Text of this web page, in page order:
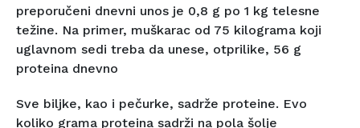
preporučeni dnevni unos je 0,8 g po 1 kg telesne
težine. Na primer, muškarac od 75 kilograma koji
uglavnom sedi treba da unese, otprilike, 56 g
proteina dnevno
Sve biljke, kao i pečurke, sadrže proteine. Evo
koliko grama proteina sadrži na pola šolje